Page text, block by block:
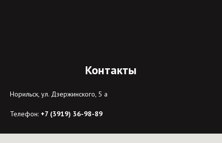
Контакты
Норильск, ул. Дзержинского, 5 а
Телефон: +7 (3919) 36-98-89